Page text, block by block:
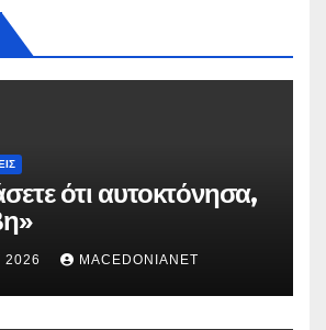
ότι αυτοκτόνησα,
2026 MACEDONIANET